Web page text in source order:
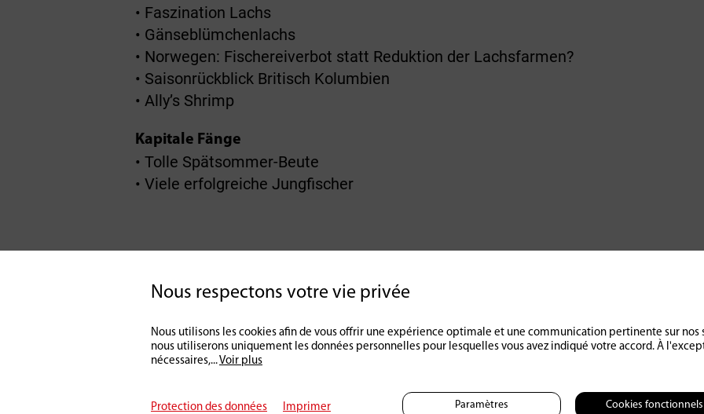
• Faszination Lachs
• Gänseblümchenlachs
• Norwegen: Fischereiverbot statt Reduktion der Lachsfarmen?
• Saisonrückblick Britisch Kolumbien
• Ally’s Shrimp
Kapitale Fänge
• Tolle Spätsommer-Beute
• Viele erfolgreiche Jungfischer
Retour à l'aperçu
Nous respectons votre vie privée
Nous utilisons les cookies afin de vous offrir une expérience optimale et une communication pertinente sur nos
nous utiliserons uniquement les données personnelles pour lesquelles vous avez indiqué votre accord. À
nécessaires,...Voir plus
Protection des données Imprimer Paramètres Cookies fonctionnels